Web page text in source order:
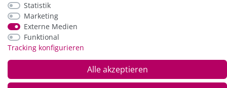
*Alle Preise inkl. der gesetzl. MwSt. zzgl.
und Versandkosten
Statistik
Marketing
Externe Medien
Funktional
Tracking konfigurieren
Alle akzeptieren
© Copyright 2026 Alle Rechte vorbehalten. |